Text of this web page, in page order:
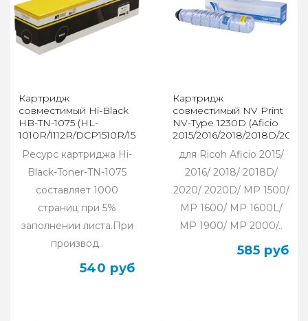
Картридж
совместимый Hi-Black
HB-TN-1075 (HL-
1010R/1112R/DCP1510R/1512/MFC1810R),
1K
Ресурс картриджа Hi-
Black-Toner-TN-1075
составляет 1000
страниц при 5%
заполнении листа.При
производ..
540 руб
Картридж
совместимый NV Print
NV-Type 1230D (Aficio
2015/2016/2018/2018D/
для Ricoh Aficio 2015/
2016/ 2018/ 2018D/
2020/ 2020D/ MP 1500/
MP 1600/ MP 1600L/
MP 1900/ MP 2000/..
585 руб